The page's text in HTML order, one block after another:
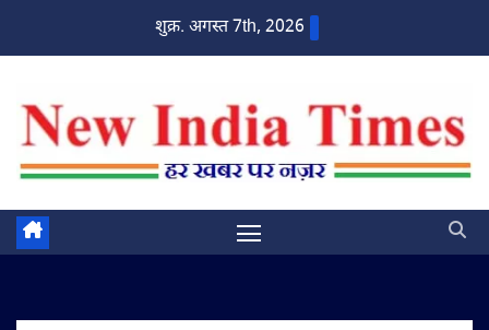
शुक्र. अगस्त 7th, 2026